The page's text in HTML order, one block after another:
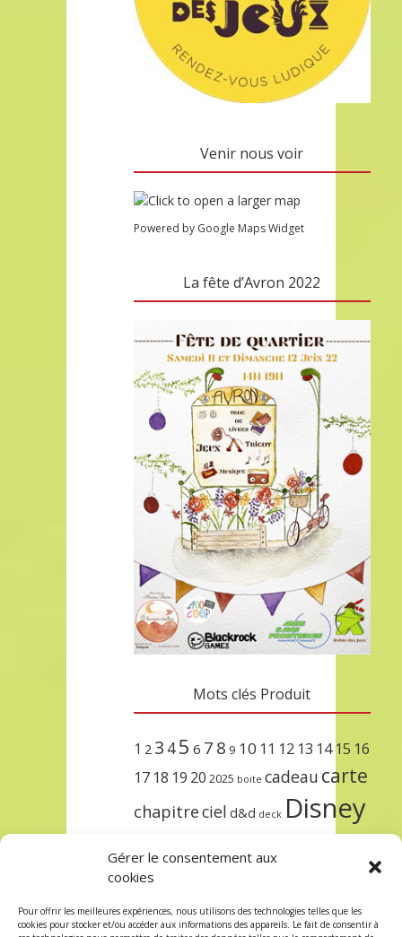
Gérer le consentement aux
cookies
Pour offrir les meilleures expériences, nous utilisons des technologies telles que les
cookies pour stocker et/ou accéder aux informations des appareils. Le fait de consentir à
Venir nous voir
Powered by Google Maps Widget
La fête d’Avron 2022
Mots clés Produit
1 2 3 45 6 7 8 9 10 11 12 13 14 15 16
17 18 19 20 2025 boite cadeau carte
chapitreciel d&d deck Disney
lorcana
protègeprécommandesetsleeve